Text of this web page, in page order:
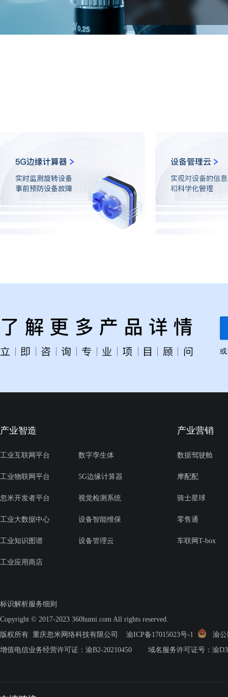
产业智造
工业互联网平台 数字孪生体
工业物联网平台 5G边缘计算器
忽米开发者平台 视觉检测系统
工业大数据中心 设备智能维保
工业知识图谱 设备管理云
工业应用商店
产业营销
数据驾驶舱
摩配配
骑士星球
零售通
车联网T-box
标识解析服务细则
Copyright © 2017-2023 360humi.com All rights reserved.
版权所有 重庆忽米网络科技有限公司 渝ICP备17015023号-1
渝公
增值电信业务经营许可证：渝B2-20210450 域名服务许可证号：渝